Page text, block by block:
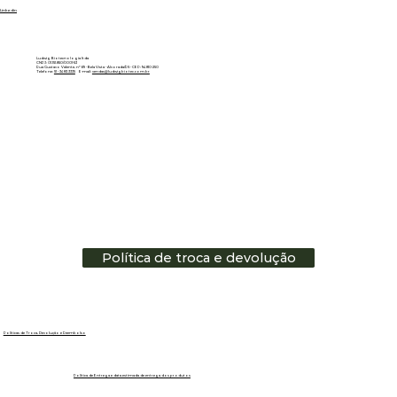
Política de Entrega e data estimada de entrega dos produtos
Políticas de Troca, Devolução e Reembolso
Ludwig Biotecnologia ltda
CNPJ: 01.151.850/0001-53
Rua Gustavo Valente, nº 69 - Bela Vista - Alvorada/RS - CEP: 94810-250
Telefone: 51 - 3483.3335E-mail: vendas@ludwigbiotec.com.br
Linkedin
Política de troca e devolução